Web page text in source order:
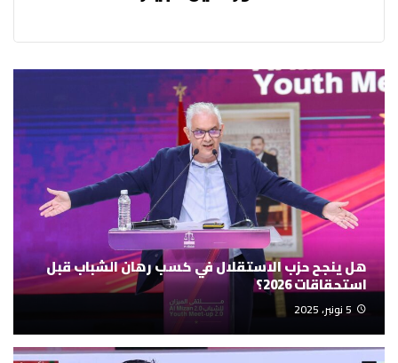
هل ينجح حزب الاستقلال في كسب رهان الشباب قبل
استحقاقات 2026؟
5 نونبر، 2025